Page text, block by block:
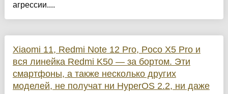
агрессии....
Xiaomi 11, Redmi Note 12 Pro, Poco X5 Pro и
вся линейка Redmi K50 — за бортом. Эти
смартфоны, а также несколько других
моделей, не получат ни HyperOS 2.2, ни даже